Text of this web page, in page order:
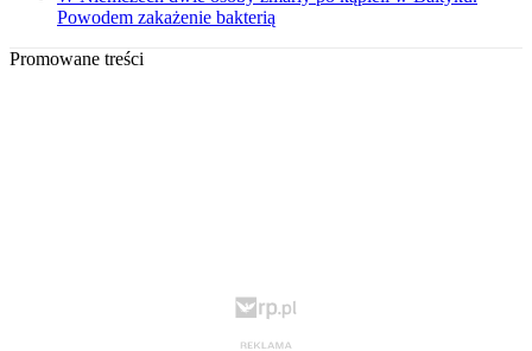
Powodem zakażenie bakterią
Promowane treści